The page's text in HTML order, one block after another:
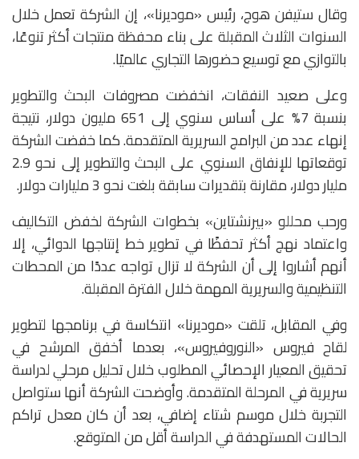
وقال ستيفن هوج، رئيس «موديرنا»، إن الشركة تعمل خلال
السنوات الثلاث المقبلة على بناء محفظة منتجات أكثر تنوعًا،
بالتوازي مع توسيع حضورها التجاري عالميًا.
وعلى صعيد النفقات، انخفضت مصروفات البحث والتطوير
بنسبة 7% على أساس سنوي إلى 651 مليون دولار، نتيجة
إنهاء عدد من البرامج السريرية المتقدمة. كما خفضت الشركة
توقعاتها للإنفاق السنوي على البحث والتطوير إلى نحو 2.9
مليار دولار، مقارنة بتقديرات سابقة بلغت نحو 3 مليارات دولار.
ورحب محللو «بيرنشتاين» بخطوات الشركة لخفض التكاليف
واعتماد نهج أكثر تحفظًا في تطوير خط إنتاجها الدوائي، إلا
أنهم أشاروا إلى أن الشركة لا تزال تواجه عددًا من المحطات
التنظيمية والسريرية المهمة خلال الفترة المقبلة.
وفي المقابل، تلقت «موديرنا» انتكاسة في برنامجها لتطوير
لقاح فيروس «النوروفيروس»، بعدما أخفق المرشح في
تحقيق المعيار الإحصائي المطلوب خلال تحليل مرحلي لدراسة
سريرية في المرحلة المتقدمة. وأوضحت الشركة أنها ستواصل
التجربة خلال موسم شتاء إضافي، بعد أن كان معدل تراكم
الحالات المستهدفة في الدراسة أقل من المتوقع.